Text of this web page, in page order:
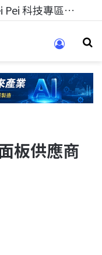
科技人的經驗傳承地！在 Pei Pei 科技專區，與學弟妹交流最硬核的技術
板供應商